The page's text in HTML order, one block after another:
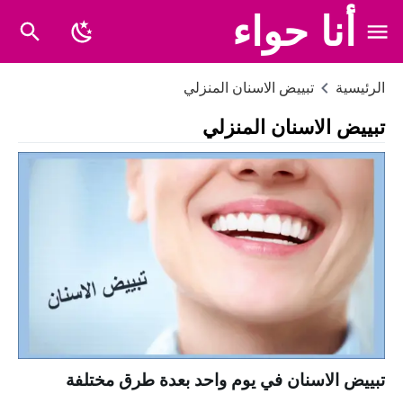
أنا حواء
الرئيسية تبييض الاسنان المنزلي
تبييض الاسنان المنزلي
تبييض الاسنان في يوم واحد بعدة طرق مختلفة